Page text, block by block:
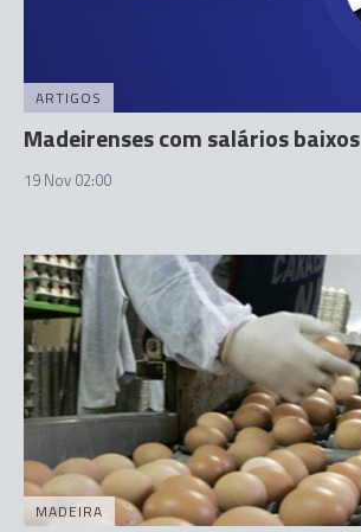
ARTIGOS
Madeirenses com salários baixos
19 Nov 02:00
MADEIRA